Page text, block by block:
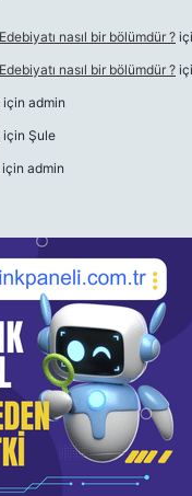
nasıl bir bölümdür ?
nasıl bir bölümdür ?
için admin
için Şule
için admin